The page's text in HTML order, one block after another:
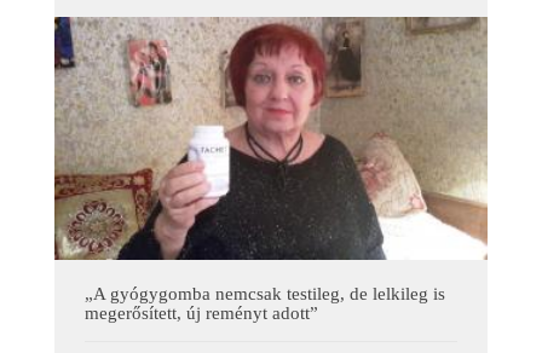
„A gyógygomba nemcsak testileg, de lelkileg is
megerősített, új reményt adott”